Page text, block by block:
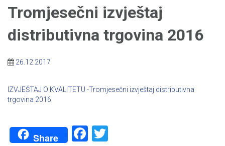
Tromjesečni izvještaj
distributivna trgovina 2016
26.12.2017
IZVJEŠTAJ O KVALITETU -Tromjesečni izvještaj distributivna
trgovina 2016
Share Facebook